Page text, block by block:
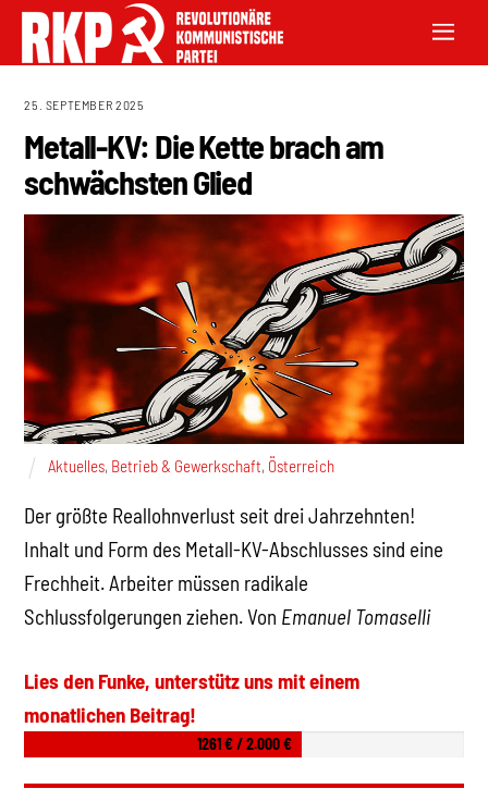
25. SEPTEMBER 2025
Metall-KV: Die Kette brach am
schwächsten Glied
Aktuelles, Betrieb & Gewerkschaft, Österreich
Der größte Reallohnverlust seit drei Jahrzehnten!
Inhalt und Form des Metall-KV-Abschlusses sind eine
Frechheit. Arbeiter müssen radikale
Schlussfolgerungen ziehen. Von Emanuel Tomaselli
Lies den Funke, unterstütz uns mit einem
monatlichen Beitrag!
1261 € / 2.000 €